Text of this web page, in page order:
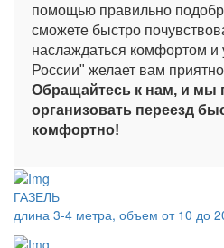
помощью правильно
сможете быстро
наслаждаться комфортом
России" желает вам
Обращайтесь к нам, и мы
организовать переезд
комфортно!
ГАЗЕЛЬ
длина 3-4 метра, объем от 10 до